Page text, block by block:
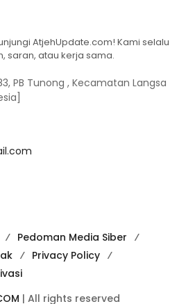
AtjehUpdate.com! Kami selalu
saran, atau kerja sama.
PB Tunong , Kecamatan Langsa
Pedoman Media Siber
Privacy Policy
| All rights reserved